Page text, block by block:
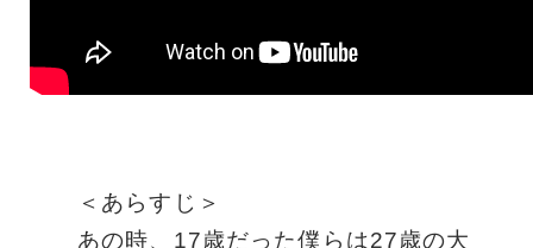
＜あらすじ＞
あの時、17歳だった僕らは27歳の大